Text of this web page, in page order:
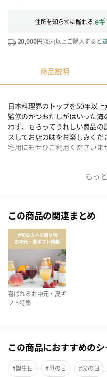
住所を知らずに贈れる e
20,000円(税込)以上ご購入すると
商品説明
もっ
日本料理界のトップを50年以上
監修のかつおだしがはいった
わず、もらってうれしい商品
スしてお店の味をお楽しみく
宅用にもぜひご利用くださいま
彩のつむぎの「海の恵詰合
日本料理界のトップを50年以上
監修の「かつおだし」がはい
ずわいがにほぐし身」の「海の
わず、もらってうれしい商品の
スしてお店の味をお楽しみくだ
のり佃煮80g×2
かつおだし（4g×8）×4
紅ずわいがにほぐし身55g×2
この商品の関連まとめ
喜ばれるお中元・夏ギ
フト特集
この商品におすすめのシ
#誕生日 #母の日 #父の日